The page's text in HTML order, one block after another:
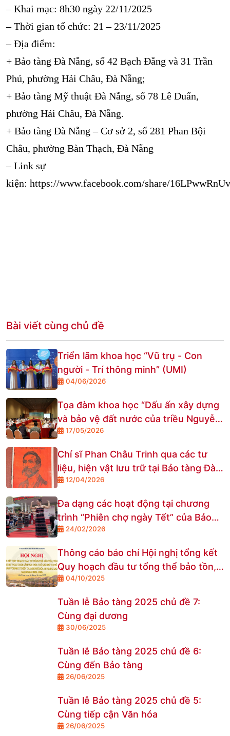
– Khai mạc: 8h30 ngày 22/11/2025
– Thời gian tổ chức: 21 – 23/11/2025
– Địa điểm:
+ Bảo tàng Đà Nẵng, số 42 Bạch Đằng và 31 Trần
Phú, phường Hải Châu, Đà Nẵng;
+ Bảo tàng Mỹ thuật Đà Nẵng, số 78 Lê Duẩn,
phường Hải Châu, Đà Nẵng.
+ Bảo tàng Đà Nẵng – Cơ sở 2, số 281 Phan Bội
Châu, phường Bàn Thạch, Đà Nẵng
– Link sự
kiện: https://www.facebook.com/share/16LPwwRnUv
Bài viết cùng chủ đề
Triển lãm khoa học “Vũ trụ - Con
người - Trí thông minh” (UMI)
04/06/2026
Tọa đàm khoa học “Dấu ấn xây dựng
và bảo vệ đất nước của triều Nguyễn
tại Cửa Hàn - nhận diện qua các công
hướng tiếp cận Dự án Công viên Văn
hóa Vườn Nhật Nguyệt”
17/05/2026
Chí sĩ Phan Châu Trinh qua các tư
liệu, hiện vật lưu trữ tại Bảo tàng Đà
Nẵng
12/04/2026
Đa dạng các hoạt động tại chương
trình “Phiên chợ ngày Tết” của Bảo
tàng Đà Nẵng
24/02/2026
Thông cáo báo chí Hội nghị tổng kết
Quy hoạch đầu tư tổng thể bảo tồn,
tôn tạo và phát huy giá trị Di sản văn
phát triển thành phố Hội An và du
lịch giai đoạn 2012 – 2025
04/10/2025
Tuần lễ Bảo tàng 2025 chủ đề 7:
Cùng đại dương
30/06/2025
Tuần lễ Bảo tàng 2025 chủ đề 6:
Cùng đến Bảo tàng
26/06/2025
Tuần lễ Bảo tàng 2025 chủ đề 5:
Cùng tiếp cận Văn hóa
26/06/2025